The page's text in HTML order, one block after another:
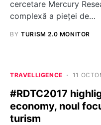
cercetare Mercury
complexă a pieței de…
BY TURISM 2.0 MONITOR
TRAVELLIGENCE 11
#RDTC2017
economy, noul
turism